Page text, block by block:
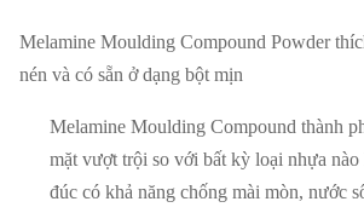
Melamine Moulding Compound Powder
nén và có sẵn ở dạng bột mịn
Melamine Moulding Compound thành
mặt vượt trội so với bất kỳ loại nhựa nào
đúc có khả năng chống mài mòn, nước